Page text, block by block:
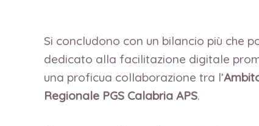
Si concludono con un bilancio più che
dedicato alla facilitazione digitale
una proficua collaborazione tra l’
Regionale PGS Calabria APS.